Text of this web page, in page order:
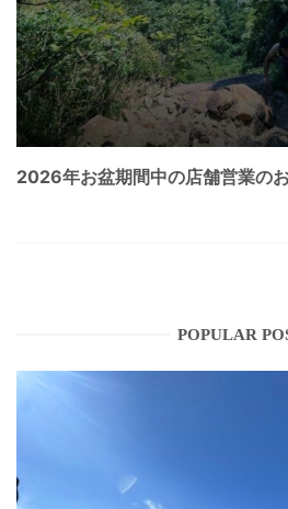
2026年お盆期間中の店舗営業の
POPULAR